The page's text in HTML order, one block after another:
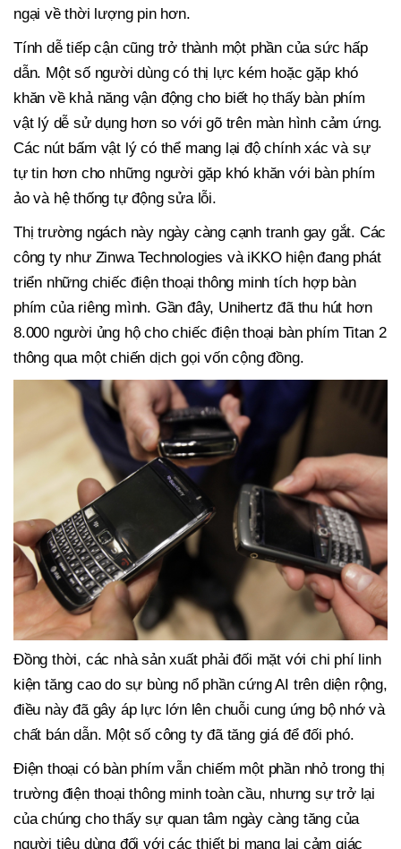
ngại về thời lượng pin hơn.
Tính dễ tiếp cận cũng trở thành một phần của sức hấp
dẫn. Một số người dùng có thị lực kém hoặc gặp khó
khăn về khả năng vận động cho biết họ thấy bàn phím
vật lý dễ sử dụng hơn so với gõ trên màn hình cảm ứng.
Các nút bấm vật lý có thể mang lại độ chính xác và sự
tự tin hơn cho những người gặp khó khăn với bàn phím
ảo và hệ thống tự động sửa lỗi.
Thị trường ngách này ngày càng cạnh tranh gay gắt. Các
công ty như Zinwa Technologies và iKKO hiện đang phát
triển những chiếc điện thoại thông minh tích hợp bàn
phím của riêng mình. Gần đây, Unihertz đã thu hút hơn
8.000 người ủng hộ cho chiếc điện thoại bàn phím Titan 2
thông qua một chiến dịch gọi vốn cộng đồng.
Đồng thời, các nhà sản xuất phải đối mặt với chi phí linh
kiện tăng cao do sự bùng nổ phần cứng AI trên diện rộng,
điều này đã gây áp lực lớn lên chuỗi cung ứng bộ nhớ và
chất bán dẫn. Một số công ty đã tăng giá để đối phó.
Điện thoại có bàn phím vẫn chiếm một phần nhỏ trong thị
trường điện thoại thông minh toàn cầu, nhưng sự trở lại
của chúng cho thấy sự quan tâm ngày càng tăng của
người tiêu dùng đối với các thiết bị mang lại cảm giác